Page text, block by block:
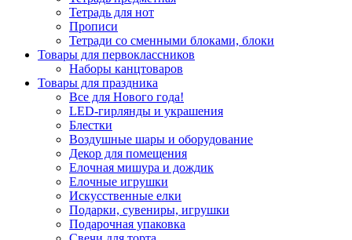
Тетрадь для нот
Прописи
Тетради со сменными блоками, блоки
Товары для первоклассников
Наборы канцтоваров
Товары для праздника
Все для Нового года!
LED-гирлянды и украшения
Блестки
Воздушные шары и оборудование
Декор для помещения
Елочная мишура и дождик
Елочные игрушки
Искусственные елки
Подарки, сувениры, игрушки
Подарочная упаковка